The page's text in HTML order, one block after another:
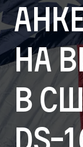
на
в